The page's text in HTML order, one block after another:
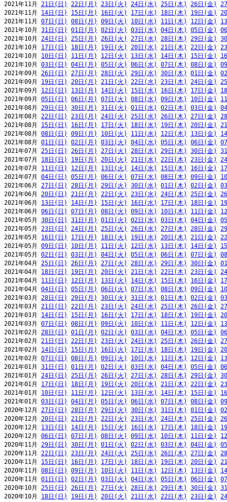
2021年11月 21日(日) 22日(月) 23日(火) 24日(水) 25日(木) 26日(金)
2021年11月 14日(日) 15日(月) 16日(火) 17日(水) 18日(木) 19日(金)
2021年11月 07日(日) 08日(月) 09日(火) 10日(水) 11日(木) 12日(金)
2021年10月 31日(日) 01日(月) 02日(火) 03日(水) 04日(木) 05日(金)
2021年10月 24日(日) 25日(月) 26日(火) 27日(水) 28日(木) 29日(金)
2021年10月 17日(日) 18日(月) 19日(火) 20日(水) 21日(木) 22日(金)
2021年10月 10日(日) 11日(月) 12日(火) 13日(水) 14日(木) 15日(金)
2021年10月 03日(日) 04日(月) 05日(火) 06日(水) 07日(木) 08日(金)
2021年09月 26日(日) 27日(月) 28日(火) 29日(水) 30日(木) 01日(金)
2021年09月 19日(日) 20日(月) 21日(火) 22日(水) 23日(木) 24日(金)
2021年09月 12日(日) 13日(月) 14日(火) 15日(水) 16日(木) 17日(金)
2021年09月 05日(日) 06日(月) 07日(火) 08日(水) 09日(木) 10日(金)
2021年08月 29日(日) 30日(月) 31日(火) 01日(水) 02日(木) 03日(金)
2021年08月 22日(日) 23日(月) 24日(火) 25日(水) 26日(木) 27日(金)
2021年08月 15日(日) 16日(月) 17日(火) 18日(水) 19日(木) 20日(金)
2021年08月 08日(日) 09日(月) 10日(火) 11日(水) 12日(木) 13日(金)
2021年08月 01日(日) 02日(月) 03日(火) 04日(水) 05日(木) 06日(金)
2021年07月 25日(日) 26日(月) 27日(火) 28日(水) 29日(木) 30日(金)
2021年07月 18日(日) 19日(月) 20日(火) 21日(水) 22日(木) 23日(金)
2021年07月 11日(日) 12日(月) 13日(火) 14日(水) 15日(木) 16日(金)
2021年07月 04日(日) 05日(月) 06日(火) 07日(水) 08日(木) 09日(金)
2021年06月 27日(日) 28日(月) 29日(火) 30日(水) 01日(木) 02日(金)
2021年06月 20日(日) 21日(月) 22日(火) 23日(水) 24日(木) 25日(金)
2021年06月 13日(日) 14日(月) 15日(火) 16日(水) 17日(木) 18日(金)
2021年06月 06日(日) 07日(月) 08日(火) 09日(水) 10日(木) 11日(金)
2021年05月 30日(日) 31日(月) 01日(火) 02日(水) 03日(木) 04日(金)
2021年05月 23日(日) 24日(月) 25日(火) 26日(水) 27日(木) 28日(金)
2021年05月 16日(日) 17日(月) 18日(火) 19日(水) 20日(木) 21日(金)
2021年05月 09日(日) 10日(月) 11日(火) 12日(水) 13日(木) 14日(金)
2021年05月 02日(日) 03日(月) 04日(火) 05日(水) 06日(木) 07日(金)
2021年04月 25日(日) 26日(月) 27日(火) 28日(水) 29日(木) 30日(金)
2021年04月 18日(日) 19日(月) 20日(火) 21日(水) 22日(木) 23日(金)
2021年04月 11日(日) 12日(月) 13日(火) 14日(水) 15日(木) 16日(金)
2021年04月 04日(日) 05日(月) 06日(火) 07日(水) 08日(木) 09日(金)
2021年03月 28日(日) 29日(月) 30日(火) 31日(水) 01日(木) 02日(金)
2021年03月 21日(日) 22日(月) 23日(火) 24日(水) 25日(木) 26日(金)
2021年03月 14日(日) 15日(月) 16日(火) 17日(水) 18日(木) 19日(金)
2021年03月 07日(日) 08日(月) 09日(火) 10日(水) 11日(木) 12日(金)
2021年02月 28日(日) 01日(月) 02日(火) 03日(水) 04日(木) 05日(金)
2021年02月 21日(日) 22日(月) 23日(火) 24日(水) 25日(木) 26日(金)
2021年02月 14日(日) 15日(月) 16日(火) 17日(水) 18日(木) 19日(金)
2021年02月 07日(日) 08日(月) 09日(火) 10日(水) 11日(木) 12日(金)
2021年01月 31日(日) 01日(月) 02日(火) 03日(水) 04日(木) 05日(金)
2021年01月 24日(日) 25日(月) 26日(火) 27日(水) 28日(木) 29日(金)
2021年01月 17日(日) 18日(月) 19日(火) 20日(水) 21日(木) 22日(金)
2021年01月 10日(日) 11日(月) 12日(火) 13日(水) 14日(木) 15日(金)
2021年01月 03日(日) 04日(月) 05日(火) 06日(水) 07日(木) 08日(金)
2020年12月 27日(日) 28日(月) 29日(火) 30日(水) 31日(木) 01日(金)
2020年12月 20日(日) 21日(月) 22日(火) 23日(水) 24日(木) 25日(金)
2020年12月 13日(日) 14日(月) 15日(火) 16日(水) 17日(木) 18日(金)
2020年12月 06日(日) 07日(月) 08日(火) 09日(水) 10日(木) 11日(金)
2020年11月 29日(日) 30日(月) 01日(火) 02日(水) 03日(木) 04日(金)
2020年11月 22日(日) 23日(月) 24日(火) 25日(水) 26日(木) 27日(金)
2020年11月 15日(日) 16日(月) 17日(火) 18日(水) 19日(木) 20日(金)
2020年11月 08日(日) 09日(月) 10日(火) 11日(水) 12日(木) 13日(金)
2020年11月 01日(日) 02日(月) 03日(火) 04日(水) 05日(木) 06日(金)
2020年10月 25日(日) 26日(月) 27日(火) 28日(水) 29日(木) 30日(金)
2020年10月 18日(日) 19日(月) 20日(火) 21日(水) 22日(木) 23日(金)